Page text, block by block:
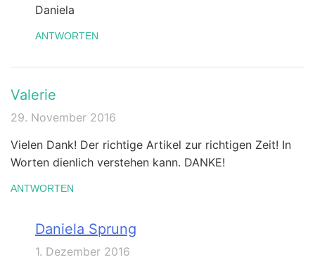
Daniela
ANTWORTEN
Valerie
29. November 2016
Vielen Dank! Der richtige Artikel zur richtigen Zeit! In
Worten dienlich verstehen kann. DANKE!
ANTWORTEN
Daniela Sprung
1. Dezember 2016